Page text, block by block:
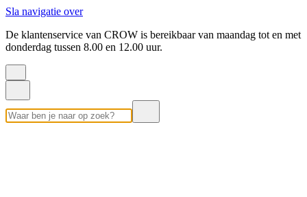
Sla navigatie over
De klantenservice van CROW is bereikbaar van maandag tot en met
donderdag tussen 8.00 en 12.00 uur.